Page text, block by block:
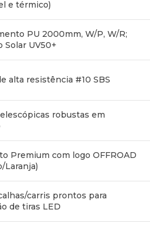
e térmico)
PU 2000mm, W/P, W/R;
Solar UV50+
alta resistência #10 SBS
robustas em
Premium com logo OFFROAD
Laranja)
carris prontos para
de tiras LED